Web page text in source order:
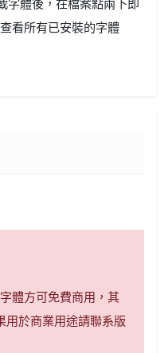
字體後，在檔案點兩下即
看所有已安裝的字體
體方可免費商用，其
用於商業用途請聯系版